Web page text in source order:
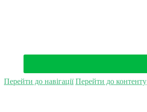
Перейти до навігації Перейти до контенту